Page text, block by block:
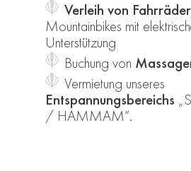
Verleih von
Mountainbikes mit
Unterstützung
Buchung von
Vermietung unseres
Entspannungsbereichs
/ HAMMAM“.